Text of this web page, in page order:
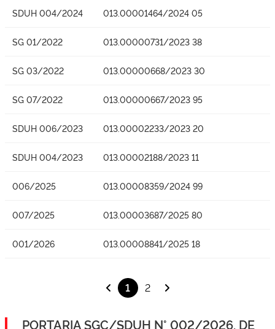
SDUH 004/2024 013.00001464/2024 05
SG 01/2022 013.00000731/2023 38
SG 03/2022 013.00000668/2023 30
SG 07/2022 013.00000667/2023 95
SDUH 006/2023 013.00002233/2023 20
SDUH 004/2023 013.00002188/2023 11
006/2025 013.00008359/2024 99
007/2025 013.00003687/2025 80
001/2026 013.00008841/2025 18
1 2
PORTARIA SGC/SDUH N° 002/2026, DE